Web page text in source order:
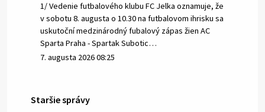
1/ Vedenie futbalového klubu FC Jelka oznamuje, že
v sobotu 8. augusta o 10.30 na futbalovom ihrisku sa
uskutoční medzinárodný fubalový zápas žien AC
Sparta Praha - Spartak Subotic…
7. augusta 2026 08:25
6. augusta 2026 08:13
Staršie správy